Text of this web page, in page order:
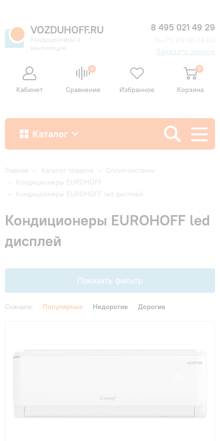
VOZDUHOFF.RU
Кондиционеры и
вентиляция
8 495 021 49 29
Заказать звонок
Кабинет
0
Сравнение Избранное
0
Корзина
Каталог
Как купить
Доставка и оплата
Гарантия и сервис
Контакты
Главная — Каталог товаров — Сплит-системы
— Кондиционеры EUROHOFF
— Кондиционеры EUROHOFF led дисплей
Кондиционеры EUROHOFF led
дисплей
Показать фильтр
Площадь, м2
Сначала: Популярные Недорогие Дорогие